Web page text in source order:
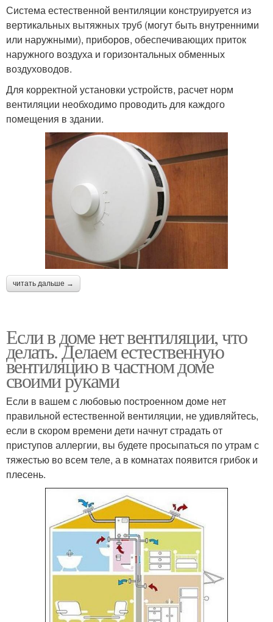
Система естественной вентиляции конструируется из
вертикальных вытяжных труб (могут быть внутренними
или наружными), приборов, обеспечивающих приток
наружного воздуха и горизонтальных обменных
воздуховодов.
Для корректной установки устройств, расчет норм
вентиляции необходимо проводить для каждого
помещения в здании.
читать дальше →
Если в доме нет вентиляции, что
делать. Делаем естественную
вентиляцию в частном доме
своими руками
Если в вашем с любовью построенном доме нет
правильной естественной вентиляции, не удивляйтесь,
если в скором времени дети начнут страдать от
приступов аллергии, вы будете просыпаться по утрам с
тяжестью во всем теле, а в комнатах появится грибок и
плесень.